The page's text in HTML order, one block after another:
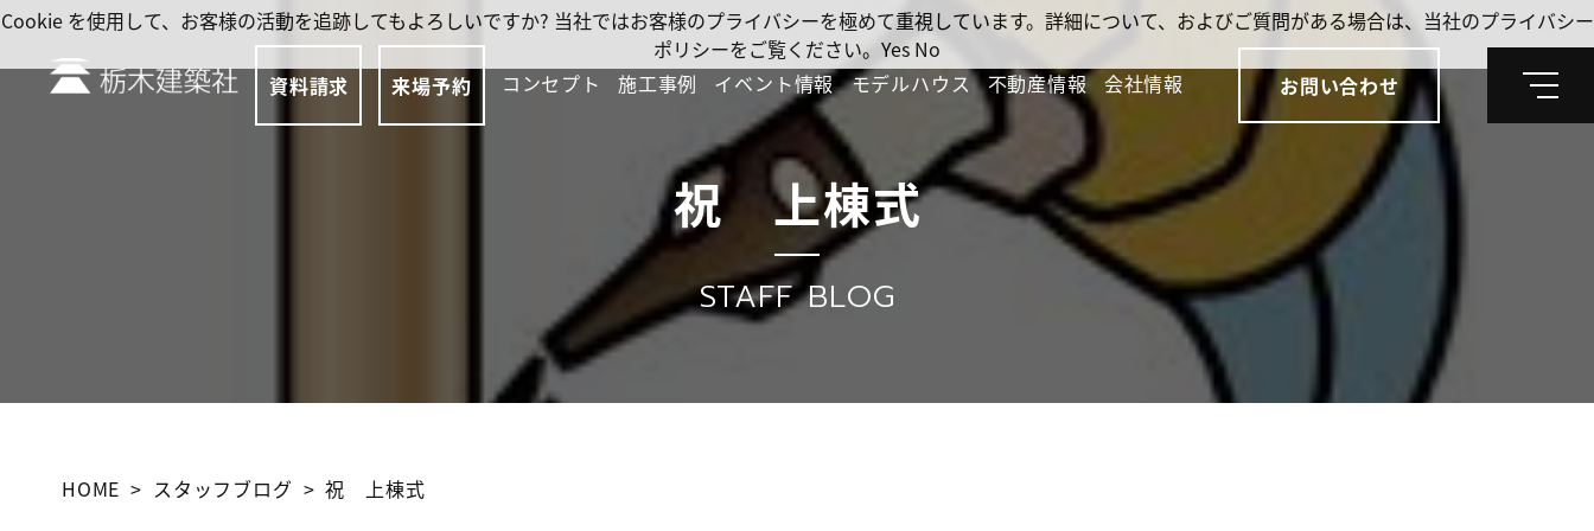
資料請求 来場予約 コンセプト 施工事例 イベント情報 モデルハウス 不動産情報 会社情報 お問い合わせ
メ
祝 上棟式
STAFF BLOG
HOME スタッフブログ 祝 上棟式
Cookie を使用して、お客様の活動を追跡してもよろしいですか? 当社ではお客様のプライバシーを極めて重視しています。詳細について、およびご質問がある場合は、当社のプライバシー
ポリシーをご覧ください。 Yes No